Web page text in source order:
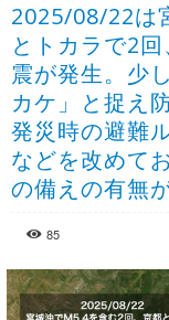
2025/08/22は
とトカラで2
震が発生。少
カケ」と捉え
発災時の避難
などを改めて
の備えの有無
85